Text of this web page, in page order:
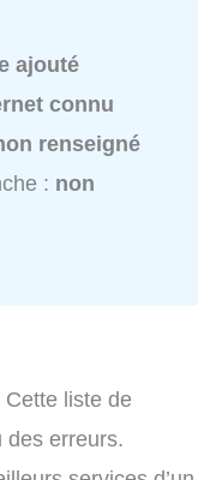
ajouté
connu
renseigné
: non
Cette liste de
des erreurs.